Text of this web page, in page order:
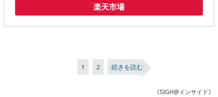
楽天市場
1 2 続きを読む
《SIGH@インサイド》